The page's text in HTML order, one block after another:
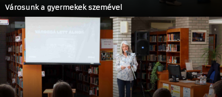
Városunk a gyermekek szemével